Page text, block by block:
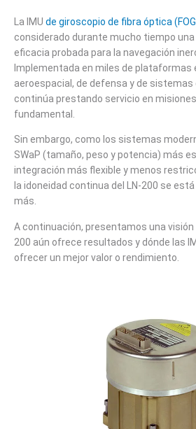
La IMU de giroscopio de fibra óptica
considerado durante mucho tiempo una
eficacia probada para la navegación
Implementada en miles de plataformas
aeroespacial, de defensa y de sistemas
continúa prestando servicio en
fundamental.
Sin embargo, como los sistemas
SWaP (tamaño, peso y potencia) más
integración más flexible y menos
la idoneidad continua del LN-200 se
más.
A continuación, presentamos una visión
200 aún ofrece resultados y dónde las
ofrecer un mejor valor o rendimiento.